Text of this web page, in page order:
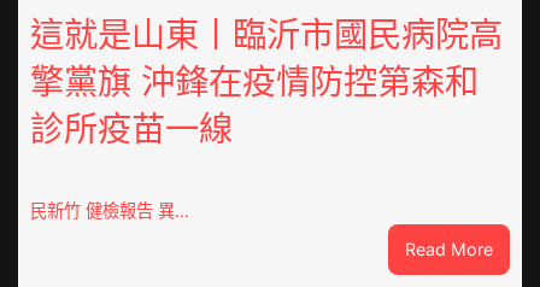
這就是山東丨臨沂市國民病院高
擎黨旗 沖鋒在疫情防控第森和
診所疫苗一線
民新竹 健檢報告 異…
Read More:
這